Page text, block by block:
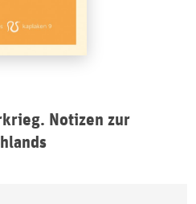
Notizen zur